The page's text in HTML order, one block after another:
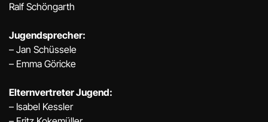
Ralf Schöngarth
Jugendsprecher:
– Jan Schüssele
– Emma Göricke
Elternvertreter Jugend:
– Isabel Kessler